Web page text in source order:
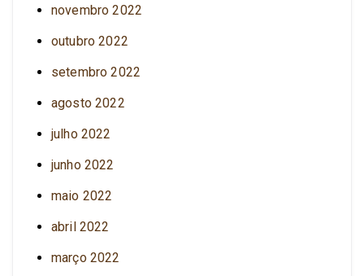
novembro 2022
outubro 2022
setembro 2022
agosto 2022
julho 2022
junho 2022
maio 2022
abril 2022
março 2022